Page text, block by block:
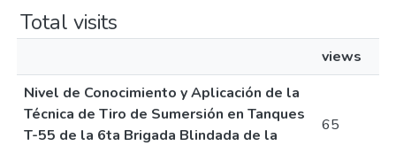
Total visits
views
Nivel de Conocimiento y Aplicación de la
Técnica de Tiro de Sumersión en Tanques
T-55 de la 6ta Brigada Blindada de la
65